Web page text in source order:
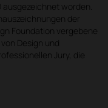
ausgezeichnet worden.
der
Foundation vergebene
Design und
Jury, die